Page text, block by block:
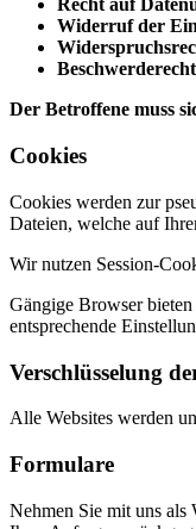
Recht auf
Widerruf der
Beschwerderecht
Der Betroffene muss
Cookies
Cookies werden zur
Dateien, welche auf
Wir nutzen Session-
Gängige Browser
entsprechende
Verschlüsselung
Alle Websites werden
Formulare
Nehmen Sie mit uns